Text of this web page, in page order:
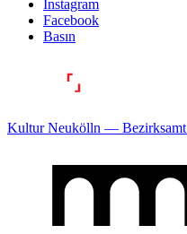
Instagram
Facebook
Basın
Kultur Neukölln —